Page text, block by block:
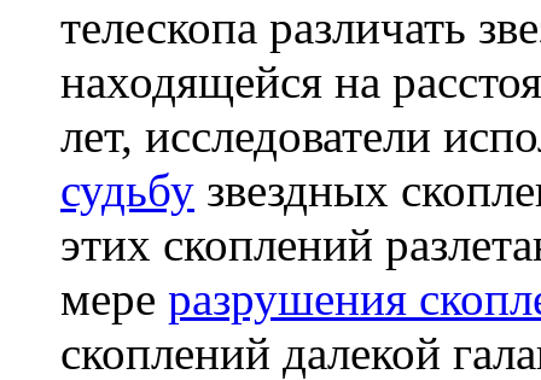
телескопа различать
находящейся на
лет, исследователи
судьбу звездных
этих скоплений
мере разрушения
скоплений далекой